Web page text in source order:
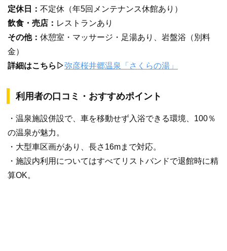
定休日： 不定休（年5回メンテナンス休館あり）
飲食・売店： レストランあり
その他： 休憩室・マッサージ・足湯あり、岩盤浴（別料
金）
詳細はこちら▷弥彦桜井郷温泉「さくらの湯」
利用者の口コミ・おすすめポイント
・温泉施設併設で、車を移動せず入浴できる環境、100％
の温泉が魅力。
・大型車区画があり、長さ16mまで対応。
・施設内利用についてはすべてリストバンドで退館時に精
算OK。